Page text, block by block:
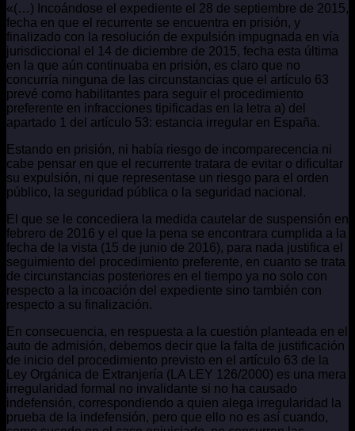
«(…) Incoándose el expediente el 28 de septiembre de 2015,
fecha en que el recurrente se encuentra en prisión, y
finalizado con la resolución de expulsión impugnada en vía
jurisdiccional el 14 de diciembre de 2015, fecha esta última
en la que aún continuaba en prisión, es claro que no
concurría ninguna de las circunstancias que el artículo 63
prevé como habilitantes para seguir el procedimiento
preferente en infracciones tipificadas en la letra a) del
apartado 1 del artículo 53: estancia irregular en España.
Estando en prisión, ni había riesgo de incomparecencia ni
cabe pensar en que el recurrente tratara de evitar o dificultar
su expulsión, ni que representase un riesgo para el orden
público, la seguridad pública o la seguridad nacional.
El que se le concediera la medida cautelar de suspensión en
febrero de 2016 y el que la pena se encontrara cumplida a la
fecha de la vista (15 de junio de 2016), para nada justifica el
seguimiento del procedimiento preferente, en cuanto se trata
de circunstancias posteriores en el tiempo ya no solo con
respecto a la incoación del expediente sino también con
respecto a su finalización.
En consecuencia, en respuesta a la cuestión planteada en el
auto de admisión, debemos decir que la falta de justificación
de inicio del procedimiento previsto en el artículo 63 de la
Ley Orgánica de Extranjería (LA LEY 126/2000) es una mera
irregularidad formal no invalidante si no ha causado
indefensión, correspondiendo a quien alega irregularidad la
prueba de la indefensión, pero que ello no es así cuando,